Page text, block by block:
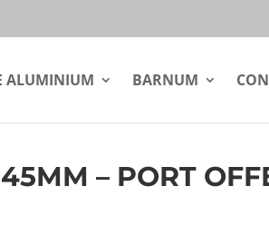
ALUMINIUM BARNUM
– PORT